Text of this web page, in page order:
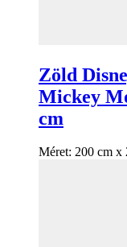
Zöld
Mickey
cm
Méret: 200 cm x